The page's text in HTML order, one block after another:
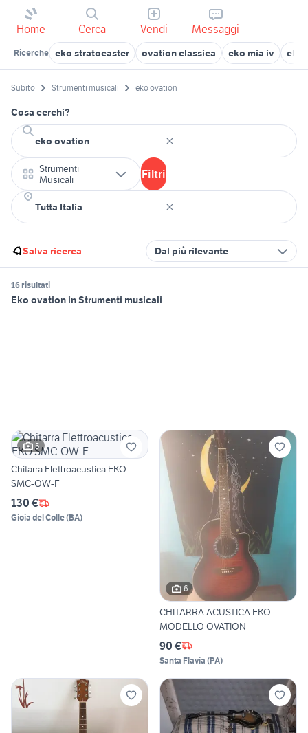
Home Cerca Vendi Messaggi
Ricerche eko stratocaster ovation classica eko mia iv eko
Subito Strumenti musicali eko ovation
Cosa cerchi?
Strumenti
Musicali
Filtri
Salva ricerca Dal più rilevante
16 risultati
Eko ovation in Strumenti musicali
5
Chitarra Elettroacustica EKO
SMC-OW-F
130 €
Gioia del Colle(BA)
6
CHITARRA ACUSTICA EKO
MODELLO OVATION
90 €
Santa Flavia (PA)